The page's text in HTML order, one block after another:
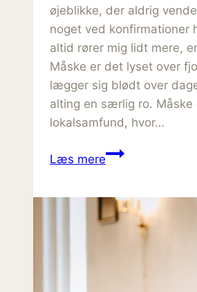
øjeblikke, der aldrig
noget ved konfirmationer
altid rører mig lidt mere,
Måske er det lyset over
lægger sig blødt over
alting en særlig ro. Måske
lokalsamfund, hvor…
Læs mere